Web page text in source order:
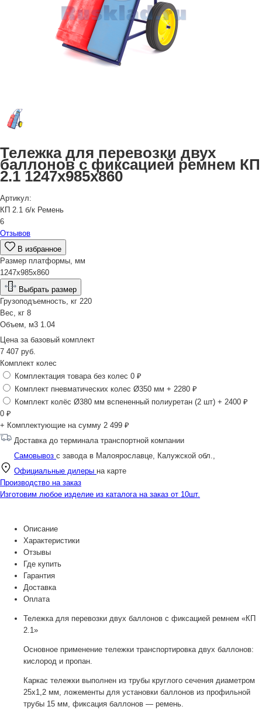
Тележка для перевозки двух
баллонов с фиксацией ремнем КП
2.1 1247x985x860
Артикул:
КП 2.1 б/к Ремень
6
Отзывов
В избранное
Размер платформы, мм
1247x985x860
Выбрать размер
Грузоподъемность, кг 220
Вес, кг 8
Объем, м3 1.04
Цена за базовый комплект
7 407 руб.
Комплект колес
Комплектация товара без колес 0 ₽
Комплект пневматических колес Ø350 мм + 2280 ₽
Комплект колёс Ø380 мм вспененный полиуретан (2 шт) + 2400 ₽
0 ₽
+ Комплектующие на сумму 2 499 ₽
Доставка до терминала транспортной компании
Самовывоз с завода в Малоярославце, Калужской обл.,
Официальные дилеры на карте
Производство на заказ
Изготовим любое изделие из каталога на заказ от 10шт.
Описание
Характеристики
Отзывы
Где купить
Гарантия
Доставка
Оплата
Тележка для перевозки двух баллонов с фиксацией ремнем «КП
2.1»
Основное применение тележки транспортировка двух баллонов:
кислород и пропан.
Каркас тележки выполнен из трубы круглого сечения диаметром
25х1,2 мм, ложементы для установки баллонов из профильной
трубы 15 мм, фиксация баллонов — ремень.